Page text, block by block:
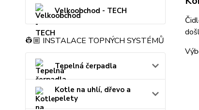
Velkoobchod - TECH
👷🏼 INSTALACE TOPNÝCH SYSTÉMŮ
Tepelná čerpadla
Kotle na uhlí, dřevo a
pelety